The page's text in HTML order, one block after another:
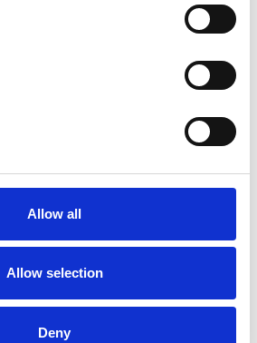
Allow all
Allow selection
Deny
la produzione del suo SUV Peaq